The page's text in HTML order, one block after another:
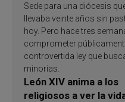
Sede para una diócesis
llevaba veinte años sin
hoy. Pero hace tres
comprometer
controvertida ley que
minorías.
León XIV anima a los
religiosos a ver la